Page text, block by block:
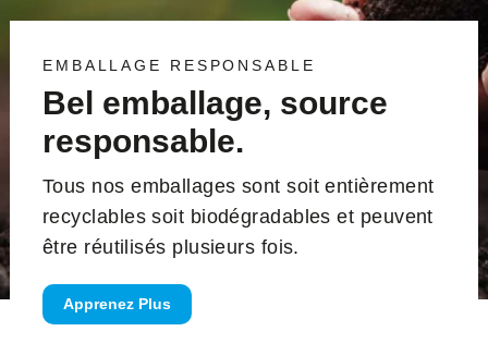
EMBALLAGE RESPONSABLE
Bel emballage, source
responsable.
Tous nos emballages sont soit entièrement
recyclables soit biodégradables et peuvent
être réutilisés plusieurs fois.
Apprenez Plus